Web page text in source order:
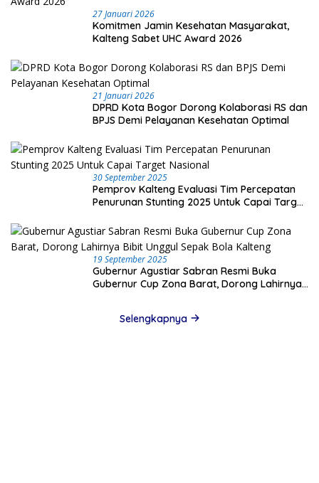
27 Januari 2026
Komitmen Jamin Kesehatan Masyarakat,
Kalteng Sabet UHC Award 2026
21 Januari 2026
DPRD Kota Bogor Dorong Kolaborasi RS dan
BPJS Demi Pelayanan Kesehatan Optimal
30 September 2025
Pemprov Kalteng Evaluasi Tim Percepatan
Penurunan Stunting 2025 Untuk Capai Target
19 September 2025
Gubernur Agustiar Sabran Resmi Buka
Gubernur Cup Zona Barat, Dorong Lahirnya
Selengkapnya